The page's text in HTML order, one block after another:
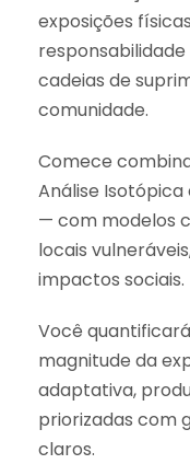
exposições
cadeias de
comunidade.
Comece
Análise
— com modelos
locais
impactos sociais.
Você
magnitude da
adaptativa,
priorizadas com
claros.